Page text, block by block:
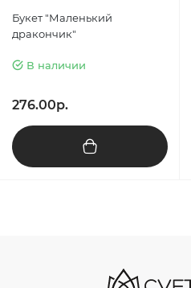
Букет "Маленький
дракончик"
В наличии
276.00р.